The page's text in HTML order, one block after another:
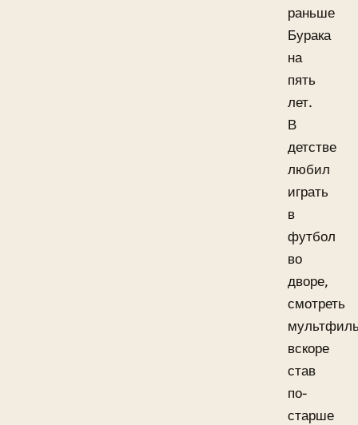
раньше
Бурака
на
пять
лет.
В
детстве
любил
играть
в
футбол
во
дворе,
смотреть
вскоре
став
по-
старше